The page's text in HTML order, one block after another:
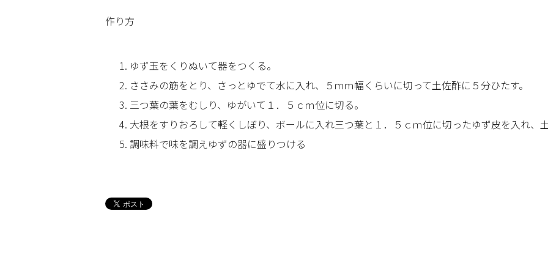
作り方
ゆず玉をくりぬいて器をつくる。
ささみの筋をとり、さっとゆでて水に入れ、５ｍｍ幅くらいに切って土佐酢に５分ひたす。
三つ葉の葉をむしり、ゆがいて１．５ｃｍ位に切る。
大根をすりおろして軽くしぼり、ボールに入れ三つ葉と１．５ｃｍ位に切ったゆず皮を入れ、
調味料で味を調えゆずの器に盛りつける